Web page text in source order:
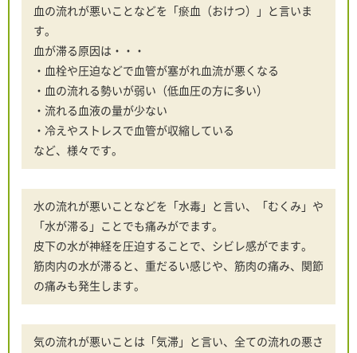
血の流れが悪いことなどを「瘀血（おけつ）」と言いま
す。
血が滞る原因は・・・
・血栓や圧迫などで血管が塞がれ血流が悪くなる
・血の流れる勢いが弱い（低血圧の方に多い）
・流れる血液の量が少ない
・冷えやストレスで血管が収縮している
など、様々です。
水の流れが悪いことなどを「水毒」と言い、「むくみ」や
「水が滞る」ことでも痛みがでます。
皮下の水が神経を圧迫することで、シビレ感がでます。
筋肉内の水が滞ると、重だるい感じや、筋肉の痛み、関節
の痛みも発生します。
気の流れが悪いことは「気滞」と言い、全ての流れの悪さ